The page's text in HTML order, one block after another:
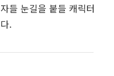
들 눈길을 붙들 캐릭터
.